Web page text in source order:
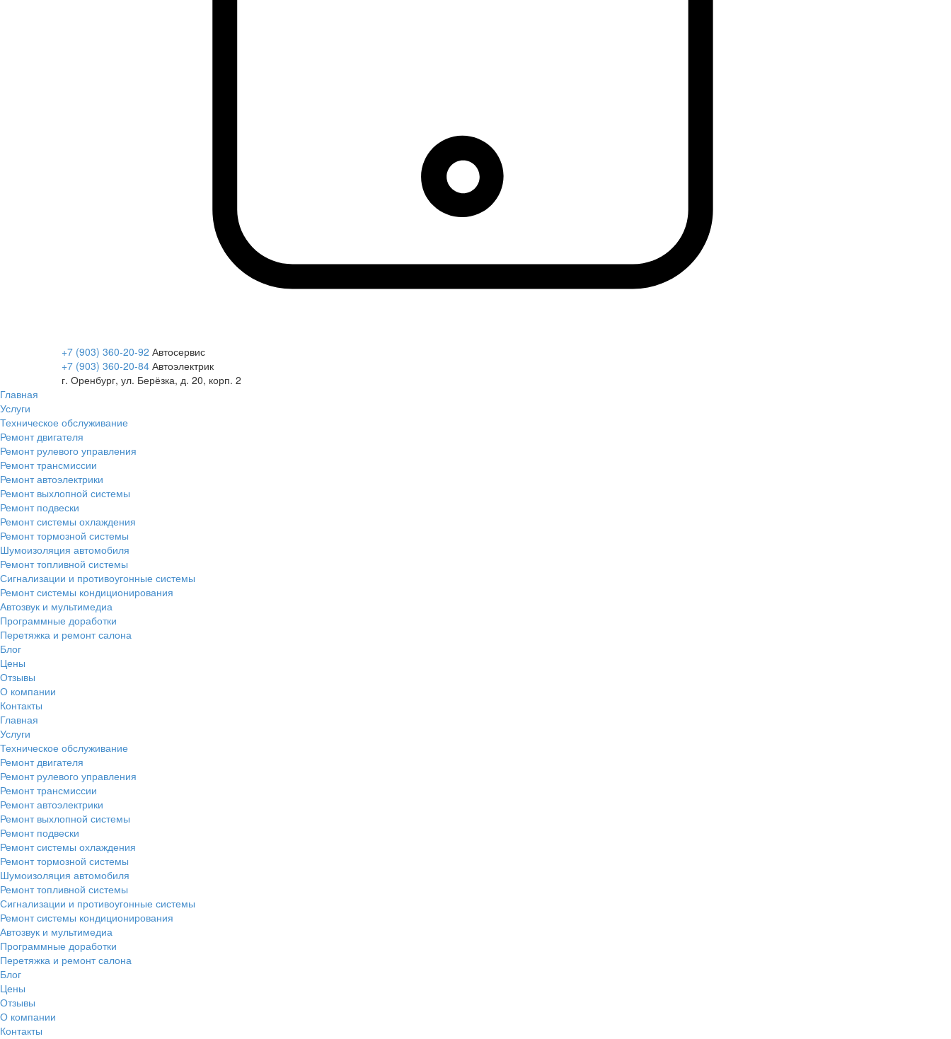
+7 (903) 360-20-92 Автосервис
+7 (903) 360-20-84 Автоэлектрик
г. Оренбург, ул. Берёзка, д. 20, корп. 2
Главная
Услуги
Техническое обслуживание
Ремонт двигателя
Ремонт рулевого управления
Ремонт трансмиссии
Ремонт автоэлектрики
Ремонт выхлопной системы
Ремонт подвески
Ремонт системы охлаждения
Ремонт тормозной системы
Шумоизоляция автомобиля
Ремонт топливной системы
Сигнализации и противоугонные системы
Ремонт системы кондиционирования
Автозвук и мультимедиа
Программные доработки
Перетяжка и ремонт салона
Блог
Цены
Отзывы
О компании
Контакты
Главная
Услуги
Техническое обслуживание
Ремонт двигателя
Ремонт рулевого управления
Ремонт трансмиссии
Ремонт автоэлектрики
Ремонт выхлопной системы
Ремонт подвески
Ремонт системы охлаждения
Ремонт тормозной системы
Шумоизоляция автомобиля
Ремонт топливной системы
Сигнализации и противоугонные системы
Ремонт системы кондиционирования
Автозвук и мультимедиа
Программные доработки
Перетяжка и ремонт салона
Блог
Цены
Отзывы
О компании
Контакты